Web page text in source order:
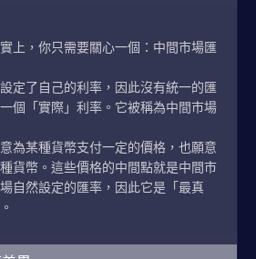
上，你只需要關心一個：中間市場匯
定了自己的利率，因此沒有統一的匯
個「實際」利率。它被稱為中間市場
為某種貨幣支付一定的價格，也願意
貨幣。這些價格的中間點就是中間市
自然設定的匯率，因此它是「最真